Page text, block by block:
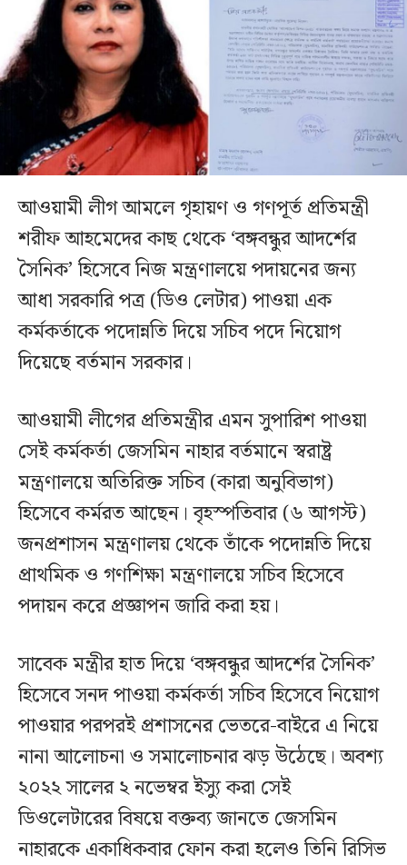
আওয়ামী লীগ আমলে গৃহায়ণ ও গণপূর্ত প্রতিমন্ত্রী
শরীফ আহমেদের কাছ থেকে ‘বঙ্গবন্ধুর আদর্শের
সৈনিক’ হিসেবে নিজ মন্ত্রণালয়ে পদায়নের জন্য
আধা সরকারি পত্র (ডিও লেটার) পাওয়া এক
কর্মকর্তাকে পদোন্নতি দিয়ে সচিব পদে নিয়োগ
দিয়েছে বর্তমান সরকার।
আওয়ামী লীগের প্রতিমন্ত্রীর এমন সুপারিশ পাওয়া
সেই কর্মকর্তা জেসমিন নাহার বর্তমানে স্বরাষ্ট্র
মন্ত্রণালয়ে অতিরিক্ত সচিব (কারা অনুবিভাগ)
হিসেবে কর্মরত আছেন। বৃহস্পতিবার (৬ আগস্ট)
জনপ্রশাসন মন্ত্রণালয় থেকে তাঁকে পদোন্নতি দিয়ে
প্রাথমিক ও গণশিক্ষা মন্ত্রণালয়ে সচিব হিসেবে
পদায়ন করে প্রজ্ঞাপন জারি করা হয়।
সাবেক মন্ত্রীর হাত দিয়ে ‘বঙ্গবন্ধুর আদর্শের সৈনিক’
হিসেবে সনদ পাওয়া কর্মকর্তা সচিব হিসেবে নিয়োগ
পাওয়ার পরপরই প্রশাসনের ভেতরে-বাইরে এ নিয়ে
নানা আলোচনা ও সমালোচনার ঝড় উঠেছে। অবশ্য
২০২২ সালের ২ নভেম্বর ইস্যু করা সেই
ডিওলেটারের বিষয়ে বক্তব্য জানতে জেসমিন
নাহারকে একাধিকবার ফোন করা হলেও তিনি রিসিভ